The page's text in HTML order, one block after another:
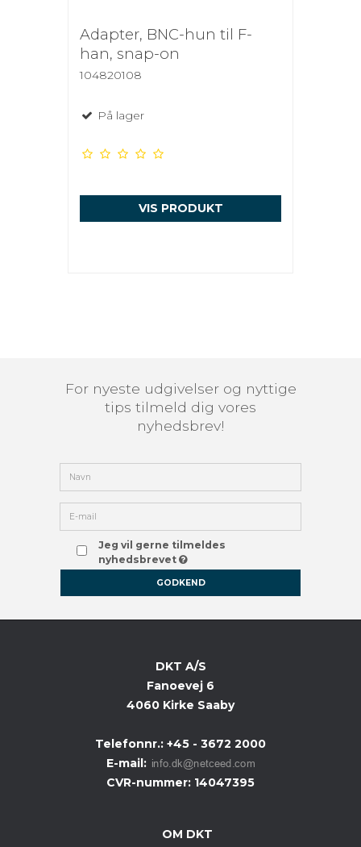
Adapter, BNC-hun til F-
han, snap-on
104820108
På lager
VIS PRODUKT
For nyeste udgivelser og nyttige
tips tilmeld dig vores
nyhedsbrev!
Jeg vil gerne tilmeldes
nyhedsbrevet
GODKEND
DKT A/S
Fanoevej 6
4060 Kirke Saaby
Telefonnr.: +45 - 3672 2000
E-mail:
CVR-nummer: 14047395
OM DKT